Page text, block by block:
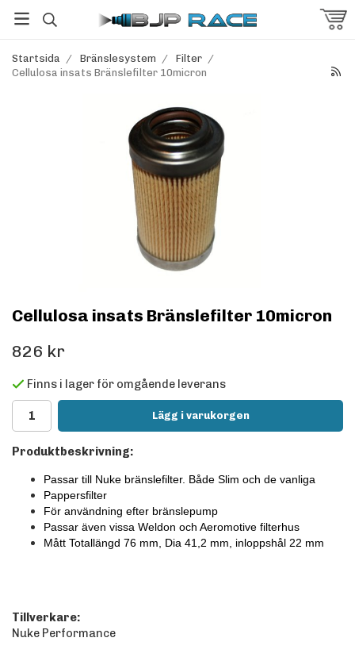
Startsida / Bränslesystem / Filter /
Cellulosa insats Bränslefilter 10micron
Cellulosa insats Bränslefilter 10micron
826 kr
Finns i lager för omgående leverans
Lägg i varukorgen
Produktbeskrivning:
Passar till Nuke bränslefilter. Både Slim och de vanliga
Pappersfilter
För användning efter bränslepump
Passar även vissa Weldon och Aeromotive filterhus
Mått Totallängd 76 mm, Dia 41,2 mm, inloppshål 22 mm
Tillverkare:
Nuke Performance